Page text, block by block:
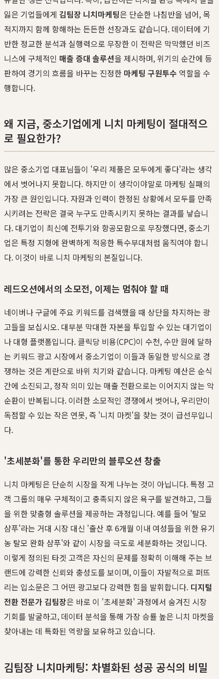
잃은 기업들에게 김팀장 니치마케팅은 단순한 나침반을 넘어, 목
적지까지 함께 항해하는 든든한 선장과도 같습니다. 데이터에 기
반한 정교한 분석과 실행력으로 무장한 이 전략은 막막했던 비즈
니스에 구체적인 매출 증대 솔루션을 제시하며, 위기의 순간에 등
판하여 경기의 흐름을 바꾸는 진정한 마케팅 구원투수 역할을 수
행합니다.
왜 지금, 중소기업에게 니치 마케팅이 절대적으
로 필요한가?
많은 중소기업 대표님들이 '우리 제품은 모두에게 좋다'라는 생각
에서 벗어나지 못합니다. 하지만 이 생각이야말로 마케팅 실패의
가장 큰 원인입니다. 자원과 인력이 한정된 상황에서 모두를 만족
시키려는 전략은 결국 누구도 만족시키지 못하는 결과를 낳습니
다. 대기업이 최신예 전투기와 항공모함으로 무장했다면, 중소기
업은 특정 지형에 완벽하게 적응한 특수부대처럼 움직여야 합니
다. 이것이 바로 니치 마케팅의 본질입니다.
레드오션에서의 소모전, 이제는 멈춰야 할 때
네이버나 구글에 주요 키워드를 검색했을 때 상단을 차지하는 광
고들을 보십시오. 대부분 막대한 자본을 투입할 수 있는 대기업이
나 대형 플랫폼입니다. 클릭당 비용(CPC)이 수천, 수만 원에 달하
는 키워드 광고 시장에서 중소기업이 이들과 동일한 방식으로 경
쟁하는 것은 계란으로 바위 치기와 같습니다. 마케팅 예산은 순식
간에 소진되고, 정작 의미 있는 매출 전환으로는 이어지지 않는 악
순환이 반복됩니다. 이러한 소모적인 경쟁에서 벗어나, 우리만이
독점할 수 있는 작은 연못, 즉 '니치 마켓'을 찾는 것이 급선무입니
다.
'초세분화'를 통한 우리만의 블루오션 창출
니치 마케팅은 단순히 시장을 작게 나누는 것이 아닙니다. 특정 고
객 그룹의 매우 구체적이고 충족되지 않은 욕구를 발견하고, 그들
을 위한 맞춤형 솔루션을 제공하는 과정입니다. 예를 들어 '탈모
샴푸'라는 거대 시장 대신 '출산 후 6개월 이내 여성들을 위한 유기
농 탈모 완화 샴푸'와 같이 시장을 극도로 세분화하는 것입니다.
이렇게 정의된 타겟 고객은 자신의 문제를 정확히 이해해 주는 브
랜드에 강력한 신뢰와 충성도를 보이며, 이들이 자발적으로 퍼뜨
리는 입소문은 그 어떤 광고보다 강력한 힘을 발휘합니다. 디지털
전환 전문가 김팀장은 바로 이 '초세분화' 과정에서 숨겨진 시장
기회를 발굴하고, 데이터 분석을 통해 가장 승률 높은 니치 마켓을
찾아내는 데 특화된 역량을 보유하고 있습니다.
김팀장 니치마케팅: 차별화된 성공 공식의 비밀